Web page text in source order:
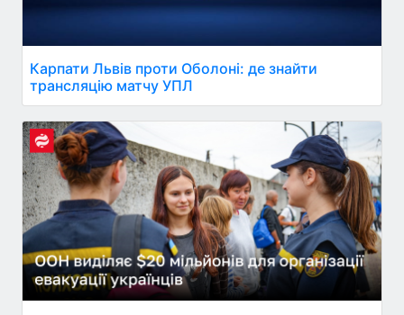
Карпати Львів проти Оболоні: де знайти
трансляцію матчу УПЛ